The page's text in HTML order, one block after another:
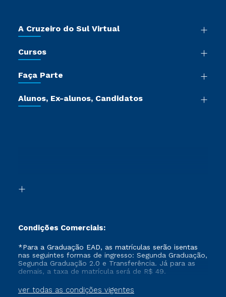
A Cruzeiro do Sul Virtual
Sala de Imprensa
Certificadoras
Jornada do Aluno
Cursos
Pós-graduação
Cursos Livres
Faça Parte
Vestibular Redação
Formação Pedagógica - R2
Alunos, Ex-alunos, Candidatos
Condições Comerciais:
ver todas as condições vigentes
*Para a Graduação EAD, as matrículas serão isentas
nas seguintes formas de ingresso: Segunda Graduação,
Segunda Graduação 2.0 e Transferência. Já para as
demais, a taxa de matrícula será de R$ 49.